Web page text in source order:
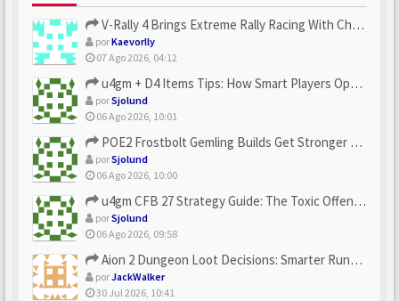
V-Rally 4 Brings Extreme Rally Racing With Challenging Track...
porKaevorlly
07 Ago 2026, 04:12
u4gm + D4 Items Tips: How Smart Players Optimize Gear, Build...
porSjolund
06 Ago 2026, 10:01
POE2 Frostbolt Gemling Builds Get Stronger With u4gm’s Ice C...
porSjolund
06 Ago 2026, 10:00
u4gm CFB 27 Strategy Guide: The Toxic Offensive Scheme Your ...
porSjolund
06 Ago 2026, 09:58
Aion 2 Dungeon Loot Decisions: Smarter Runs With U4N
porJackWalker
30 Jul 2026, 10:41